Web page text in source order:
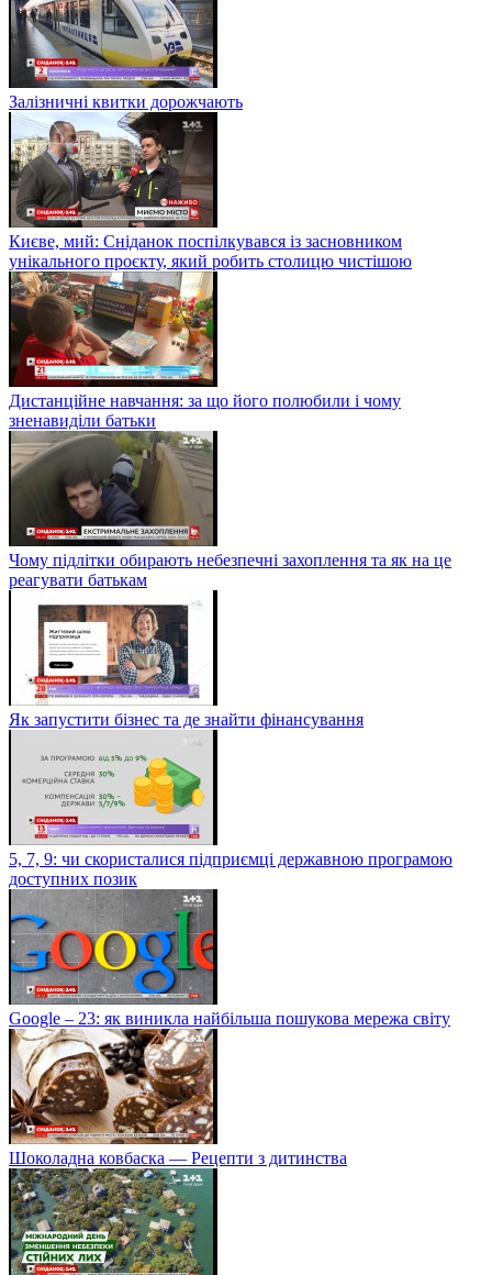
Залізничні квитки дорожчають
Києве, мий: Сніданок поспілкувався із засновником
унікального проєкту, який робить столицю чистішою
Дистанційне навчання: за що його полюбили і чому
зненавиділи батьки
Чому підлітки обирають небезпечні захоплення та як на це
реагувати батькам
Як запустити бізнес та де знайти фінансування
5, 7, 9: чи скористалися підприємці державною програмою
доступних позик
Google – 23: як виникла найбільша пошукова мережа світу
Шоколадна ковбаска — Рецепти з дитинства